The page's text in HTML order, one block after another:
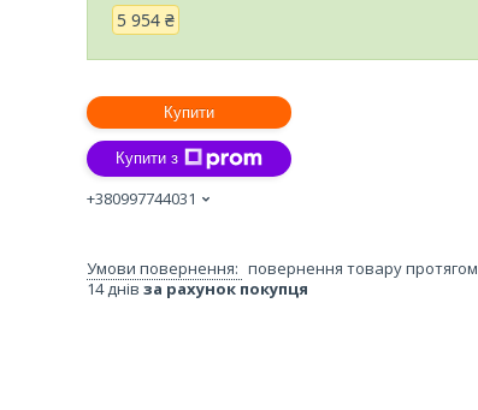
5 954 ₴
Купити
Купити з
+380997744031
повернення товару протягом
14 днів за рахунок покупця